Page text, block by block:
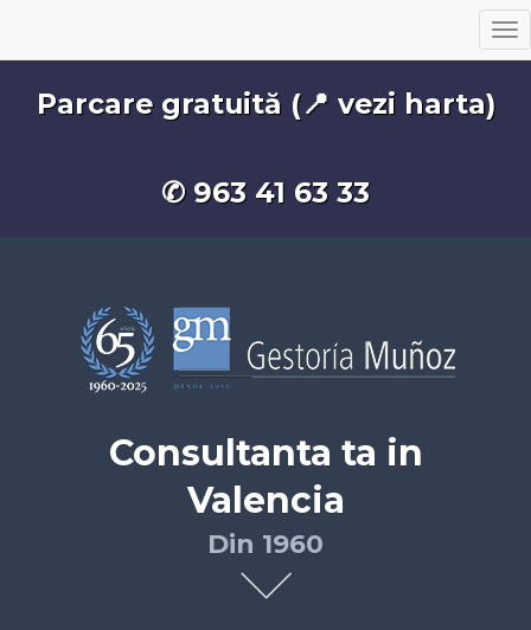
Parcare gratuită (📍 vezi harta)
✆963 41 63 33
Consultanta ta in
Valencia
Din 1960
SCROLL
DOWN